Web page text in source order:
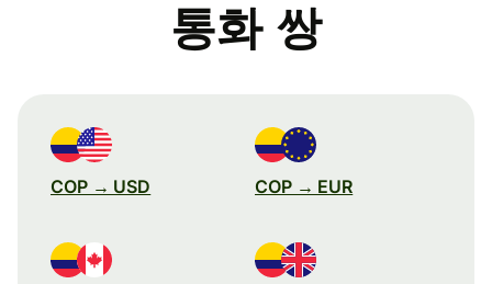
통화 쌍
COP → USD COP → EUR